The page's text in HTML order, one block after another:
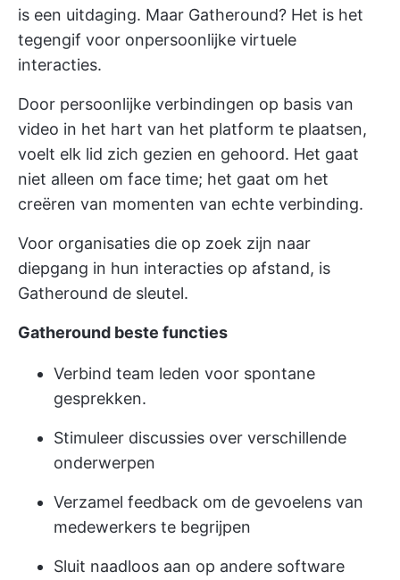
is een uitdaging. Maar Gatheround? Het is het
tegengif voor onpersoonlijke virtuele
interacties.
Door persoonlijke verbindingen op basis van
video in het hart van het platform te plaatsen,
voelt elk lid zich gezien en gehoord. Het gaat
niet alleen om face time; het gaat om het
creëren van momenten van echte verbinding.
Voor organisaties die op zoek zijn naar
diepgang in hun interacties op afstand, is
Gatheround de sleutel.
Gatheround beste functies
Verbind team leden voor spontane
gesprekken.
Stimuleer discussies over verschillende
onderwerpen
Verzamel feedback om de gevoelens van
medewerkers te begrijpen
Sluit naadloos aan op andere software